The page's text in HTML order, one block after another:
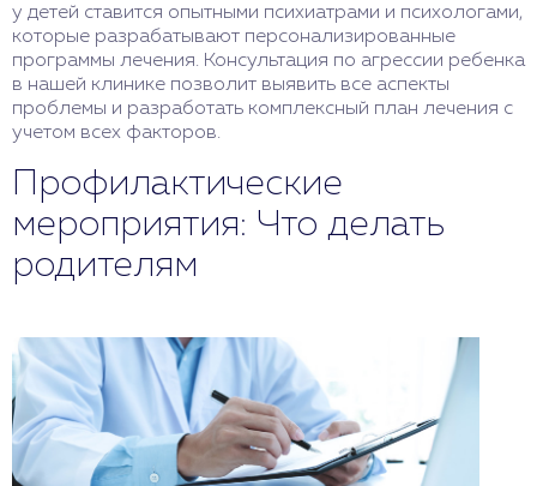
у детей ставится опытными психиатрами и психологами,
которые разрабатывают персонализированные
программы лечения. Консультация по агрессии ребенка
в нашей клинике позволит выявить все аспекты
проблемы и разработать комплексный план лечения с
учетом всех факторов.
Профилактические
мероприятия: Что делать
родителям